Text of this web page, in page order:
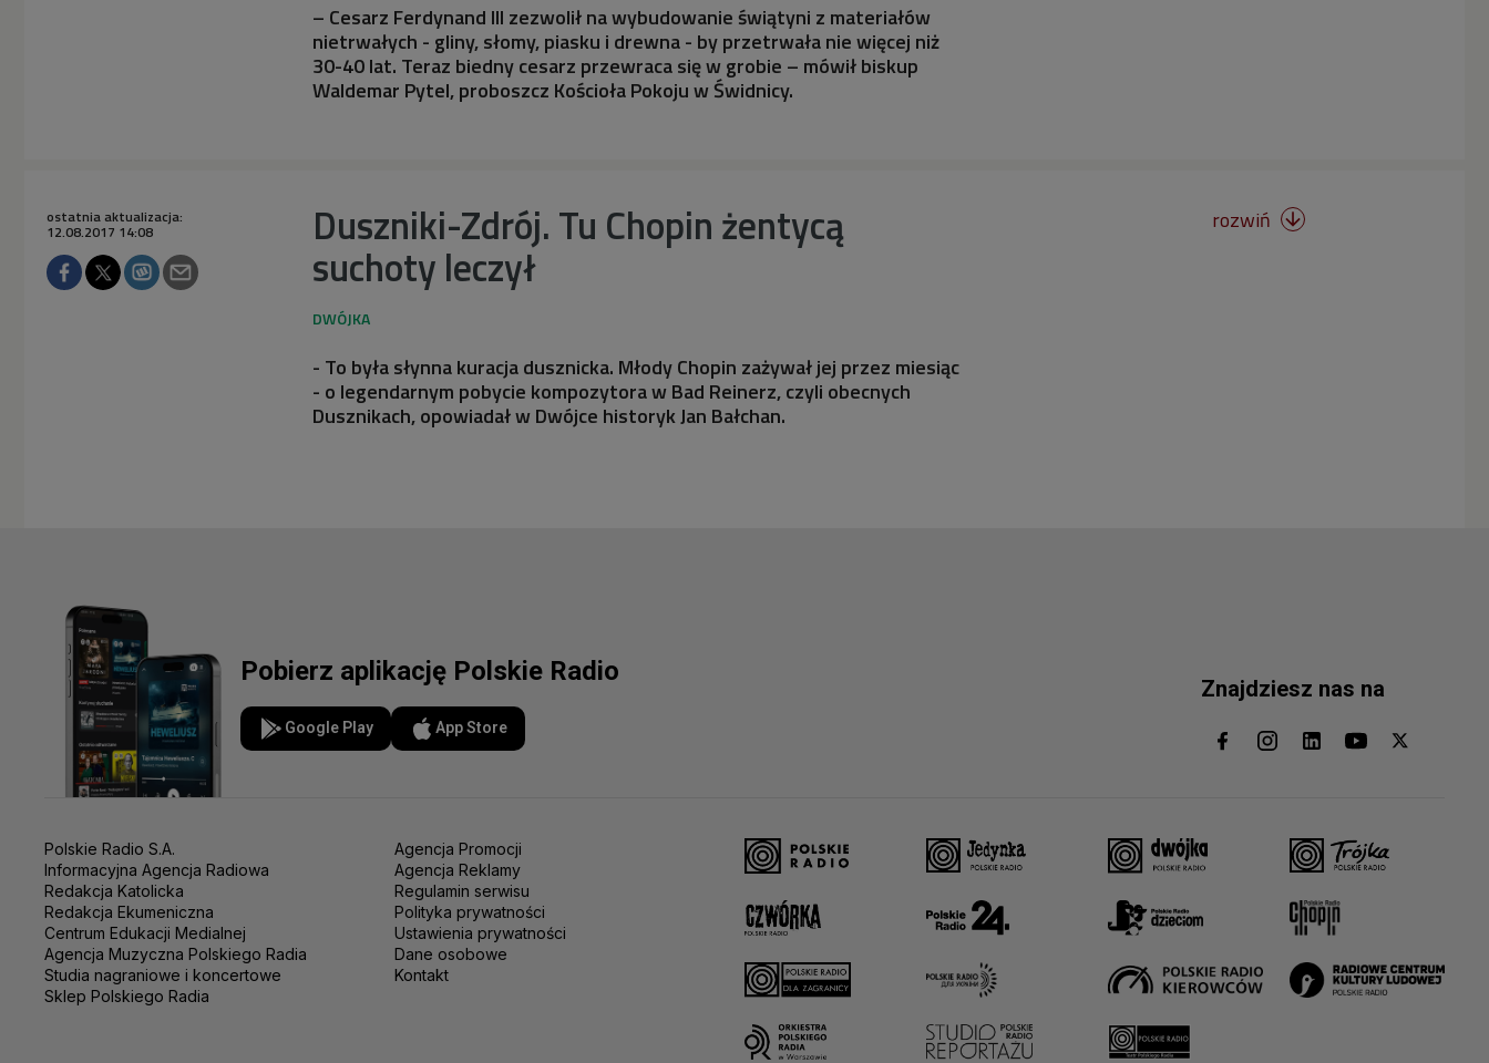
– Cesarz Ferdynand III zezwolił na wybudowanie świątyni z materiałów
nietrwałych - gliny, słomy, piasku i drewna - by przetrwała nie więcej niż
30-40 lat. Teraz biedny cesarz przewraca się w grobie – mówił biskup
Waldemar Pytel, proboszcz Kościoła Pokoju w Świdnicy.
Duszniki-Zdrój. Tu Chopin żentycą
suchoty leczył
ostatnia aktualizacja:
12.08.2017 14:08
- To była słynna kuracja dusznicka. Młody Chopin zażywał jej przez miesiąc
- o legendarnym pobycie kompozytora w Bad Reinerz, czyli obecnych
Dusznikach, opowiadał w Dwójce historyk Jan Bałchan.
rozwiń 
Pobierz aplikację Polskie Radio
Google Play App Store
Znajdziesz nas na
Polskie Radio S.A.
Informacyjna Agencja Radiowa
Redakcja Katolicka
Redakcja Ekumeniczna
Centrum Edukacji Medialnej
Agencja Muzyczna Polskiego Radia
Studia nagraniowe i koncertowe
Sklep Polskiego Radia
Agencja Promocji
Agencja Reklamy
Regulamin serwisu
Polityka prywatności
Ustawienia prywatności
Dane osobowe
Kontakt